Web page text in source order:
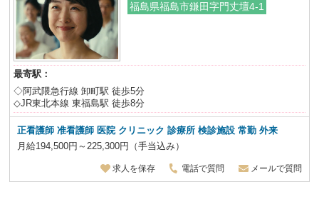
福島県福島市鎌田字門丈壇4-1
最寄駅：
◇阿武隈急行線 卸町駅 徒歩5分
◇JR東北本線 東福島駅 徒歩8分
正看護師 准看護師 医院 クリニック 診療所 検診施設常勤 外来
月給194,500円～225,300円（手当込み）
求人を保存 電話で質問 メールで質問